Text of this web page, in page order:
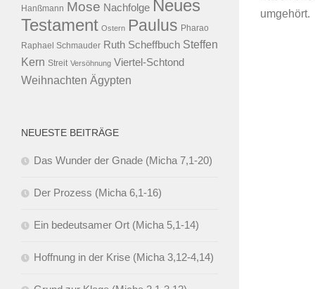
umgehört.
Hanßmann Mose Nachfolge Neues
Testament Ostern Paulus Pharao
Raphael Schmauder Ruth Scheffbuch Steffen
Kern Streit Versöhnung Viertel-Schtond
Weihnachten Ägypten
NEUESTE BEITRÄGE
Das Wunder der Gnade (Micha 7,1-20)
Der Prozess (Micha 6,1-16)
Ein bedeutsamer Ort (Micha 5,1-14)
Hoffnung in der Krise (Micha 3,12-4,14)